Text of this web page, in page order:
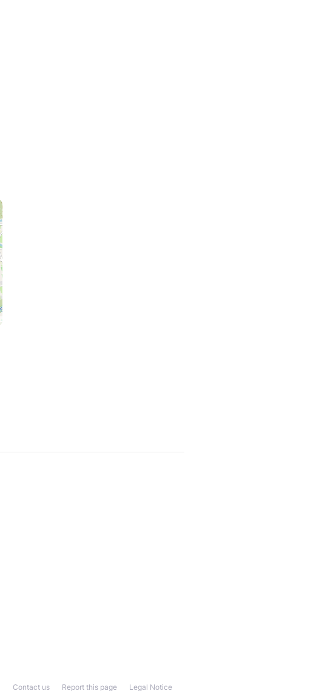
Legal Notice
Report this page
Contact us